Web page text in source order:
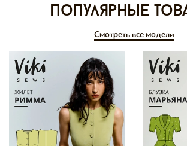
Популярные
Смотреть все модели